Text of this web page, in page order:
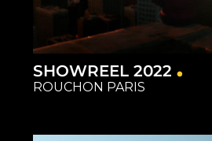
Capture Matériel
SHOWREEL 2022
ROUCHON PARIS